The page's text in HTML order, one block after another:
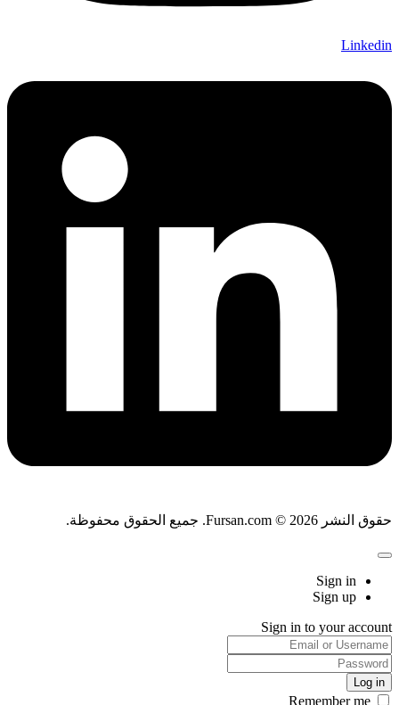
Linkedin
حقوق النشر Fursan.com © 2026. جميع الحقوق محفوظة.
Sign in
Sign up
Sign in to your account